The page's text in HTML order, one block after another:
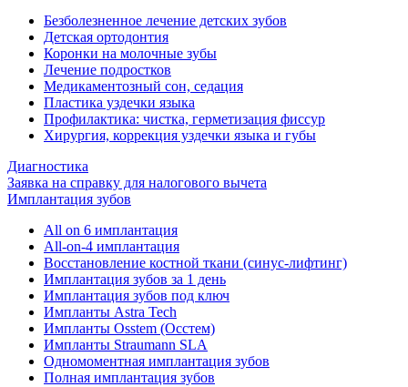
Безболезненное лечение детских зубов
Детская ортодонтия
Коронки на молочные зубы
Лечение подростков
Медикаментозный сон, седация
Пластика уздечки языка
Профилактика: чистка, герметизация фиссур
Хирургия, коррекция уздечки языка и губы
Диагностика
Заявка на справку для налогового вычета
Имплантация зубов
All on 6 имплантация
All-on-4 имплантация
Восстановление костной ткани (синус-лифтинг)
Имплантация зубов за 1 день
Имплантация зубов под ключ
Импланты Astra Tech
Импланты Osstem (Осстем)
Импланты Straumann SLA
Одномоментная имплантация зубов
Полная имплантация зубов